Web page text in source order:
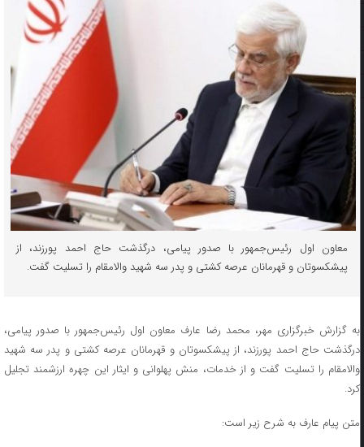
معاون اول رئیس‌جمهور با صدور پیامی، درگذشت حاج احمد پورزند، از
پیشکسوتان و قهرمانان عرصه کشتی و پدر سه شهید والامقام را تسلیت گفت.
به گزارش خبرگزاری مهر، محمد رضا عارف معاون اول رئیس‌جمهور با صدور پیامی،
درگذشت حاج احمد پورزند، از پیشکسوتان و قهرمانان عرصه کشتی و پدر سه شهید
والامقام را تسلیت گفت و از خدمات، منش پهلوانی و ایثار این چهره ارزشمند تجلیل
کرد.
متن پیام عارف به شرح زیر است: